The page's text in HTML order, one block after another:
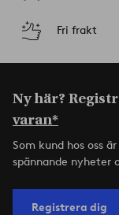
Fri frakt
Ny här?
varan*
Som kund hos oss
spännande nyheter
Registrera dig